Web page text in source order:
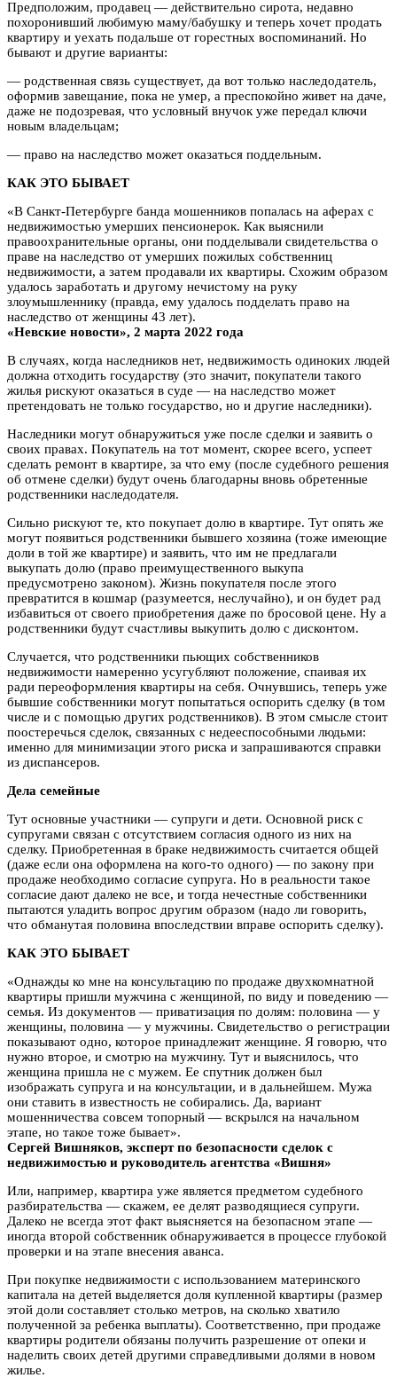
Предположим, продавец — действительно сирота, недавно
похоронивший любимую маму/бабушку и теперь хочет продать
квартиру и уехать подальше от горестных воспоминаний. Но
бывают и другие варианты:
— родственная связь существует, да вот только наследодатель,
оформив завещание, пока не умер, а преспокойно живет на даче,
даже не подозревая, что условный внучок уже передал ключи
новым владельцам;
— право на наследство может оказаться поддельным.
КАК ЭТО БЫВАЕТ
«В Санкт-Петербурге банда мошенников попалась на аферах с
недвижимостью умерших пенсионерок. Как выяснили
правоохранительные органы, они подделывали свидетельства о
праве на наследство от умерших пожилых собственниц
недвижимости, а затем продавали их квартиры. Схожим образом
удалось заработать и другому нечистому на руку
злоумышленнику (правда, ему удалось подделать право на
наследство от женщины 43 лет).
«Невские новости», 2 марта 2022 года
В случаях, когда наследников нет, недвижимость одиноких людей
должна отходить государству (это значит, покупатели такого
жилья рискуют оказаться в суде — на наследство может
претендовать не только государство, но и другие наследники).
Наследники могут обнаружиться уже после сделки и заявить о
своих правах. Покупатель на тот момент, скорее всего, успеет
сделать ремонт в квартире, за что ему (после судебного решения
об отмене сделки) будут очень благодарны вновь обретенные
родственники наследодателя.
Сильно рискуют те, кто покупает долю в квартире. Тут опять же
могут появиться родственники бывшего хозяина (тоже имеющие
доли в той же квартире) и заявить, что им не предлагали
выкупать долю (право преимущественного выкупа
предусмотрено законом). Жизнь покупателя после этого
превратится в кошмар (разумеется, неслучайно), и он будет рад
избавиться от своего приобретения даже по бросовой цене. Ну а
родственники будут счастливы выкупить долю с дисконтом.
Случается, что родственники пьющих собственников
недвижимости намеренно усугубляют положение, спаивая их
ради переоформления квартиры на себя. Очнувшись, теперь уже
бывшие собственники могут попытаться оспорить сделку (в том
числе и с помощью других родственников). В этом смысле стоит
поостеречься сделок, связанных с недееспособными людьми:
именно для минимизации этого риска и запрашиваются справки
из диспансеров.
Дела семейные
Тут основные участники — супруги и дети. Основной риск с
супругами связан с отсутствием согласия одного из них на
сделку. Приобретенная в браке недвижимость считается общей
(даже если она оформлена на кого-то одного) — по закону при
продаже необходимо согласие супруга. Но в реальности такое
согласие дают далеко не все, и тогда нечестные собственники
пытаются уладить вопрос другим образом (надо ли говорить,
что обманутая половина впоследствии вправе оспорить сделку).
КАК ЭТО БЫВАЕТ
«Однажды ко мне на консультацию по продаже двухкомнатной
квартиры пришли мужчина с женщиной, по виду и поведению —
семья. Из документов — приватизация по долям: половина — у
женщины, половина — у мужчины. Свидетельство о регистрации
показывают одно, которое принадлежит женщине. Я говорю, что
нужно второе, и смотрю на мужчину. Тут и выяснилось, что
женщина пришла не с мужем. Ее спутник должен был
изображать супруга и на консультации, и в дальнейшем. Мужа
они ставить в известность не собирались. Да, вариант
мошенничества совсем топорный — вскрылся на начальном
этапе, но такое тоже бывает».
Сергей Вишняков, эксперт по безопасности сделок с
недвижимостью и руководитель агентства «Вишня»
Или, например, квартира уже является предметом судебного
разбирательства — скажем, ее делят разводящиеся супруги.
Далеко не всегда этот факт выясняется на безопасном этапе —
иногда второй собственник обнаруживается в процессе глубокой
проверки и на этапе внесения аванса.
При покупке недвижимости с использованием материнского
капитала на детей выделяется доля купленной квартиры (размер
этой доли составляет столько метров, на сколько хватило
полученной за ребенка выплаты). Соответственно, при продаже
квартиры родители обязаны получить разрешение от опеки и
наделить своих детей другими справедливыми долями в новом
жилье.